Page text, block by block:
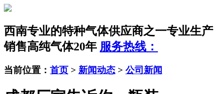
西南专业的特种气体供应商之一专业生产
销售高纯气体20年 服务热线：
当前位置： 首页 > 新闻动态 > 公司新闻